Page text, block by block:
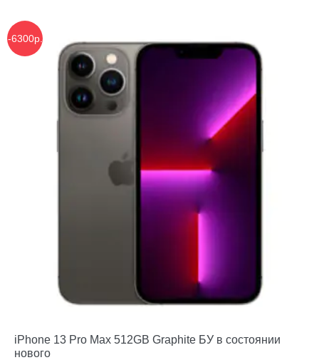
-6300р.
iPhone 13 Pro Max 512GB Graphite БУ в состоянии
нового